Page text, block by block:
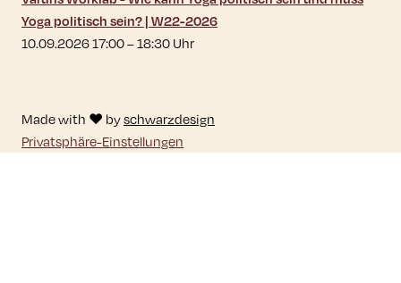
Yoga politisch sein? | W22-2026
10.09.2026 17:00–18:30Uhr
Made with ♥ byschwarzdesign
Privatsphäre-Einstellungen